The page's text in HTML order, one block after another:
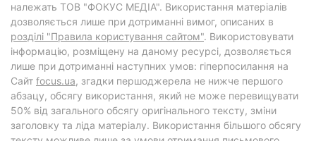
належать ТОВ "ФОКУС МЕДІА". Використання матеріалів
дозволяється лише при дотриманні вимог, описаних в
розділі "Правила користування сайтом". Використовувати
інформацію, розміщену на даному ресурсі, дозволяється
лише при дотриманні наступних умов: гіперпосилання на
Cайт focus.ua, згадки першоджерела не нижче першого
абзацу, обсягу використання, який не може перевищувати
50% від загального обсягу оригінального тексту, зміни
заголовку та ліда матеріалу. Використання більшого обсягу